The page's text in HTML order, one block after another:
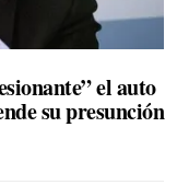
el auto
su presunción